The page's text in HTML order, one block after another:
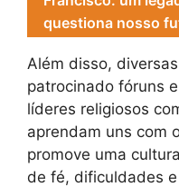
questiona nosso
Além disso,
patrocinado fóruns
líderes religiosos
aprendam uns com
promove uma
de fé, dificuldades